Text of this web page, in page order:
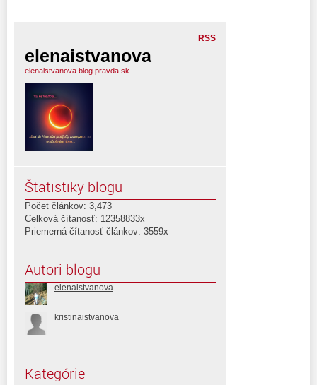
RSS
elenaistvanova
elenaistvanova.blog.pravda.sk
Štatistiky blogu
Počet článkov: 3,473
Celková čítanosť: 12358833x
Priemerná čítanosť článkov: 3559x
Autori blogu
elenaistvanova
kristinaistvanova
Kategórie